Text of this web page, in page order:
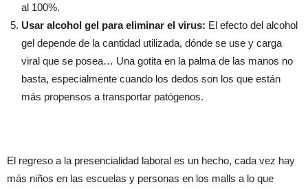
al 100%.
Usar alcohol gel para eliminar el virus: El efecto del alcohol
gel depende de la cantidad utilizada, dónde se use y carga
viral que se posea… Una gotita en la palma de las manos no
basta, especialmente cuando los dedos son los que están
más propensos a transportar patógenos.
El regreso a la presencialidad laboral es un hecho, cada vez hay
más niños en las escuelas y personas en los malls a lo que